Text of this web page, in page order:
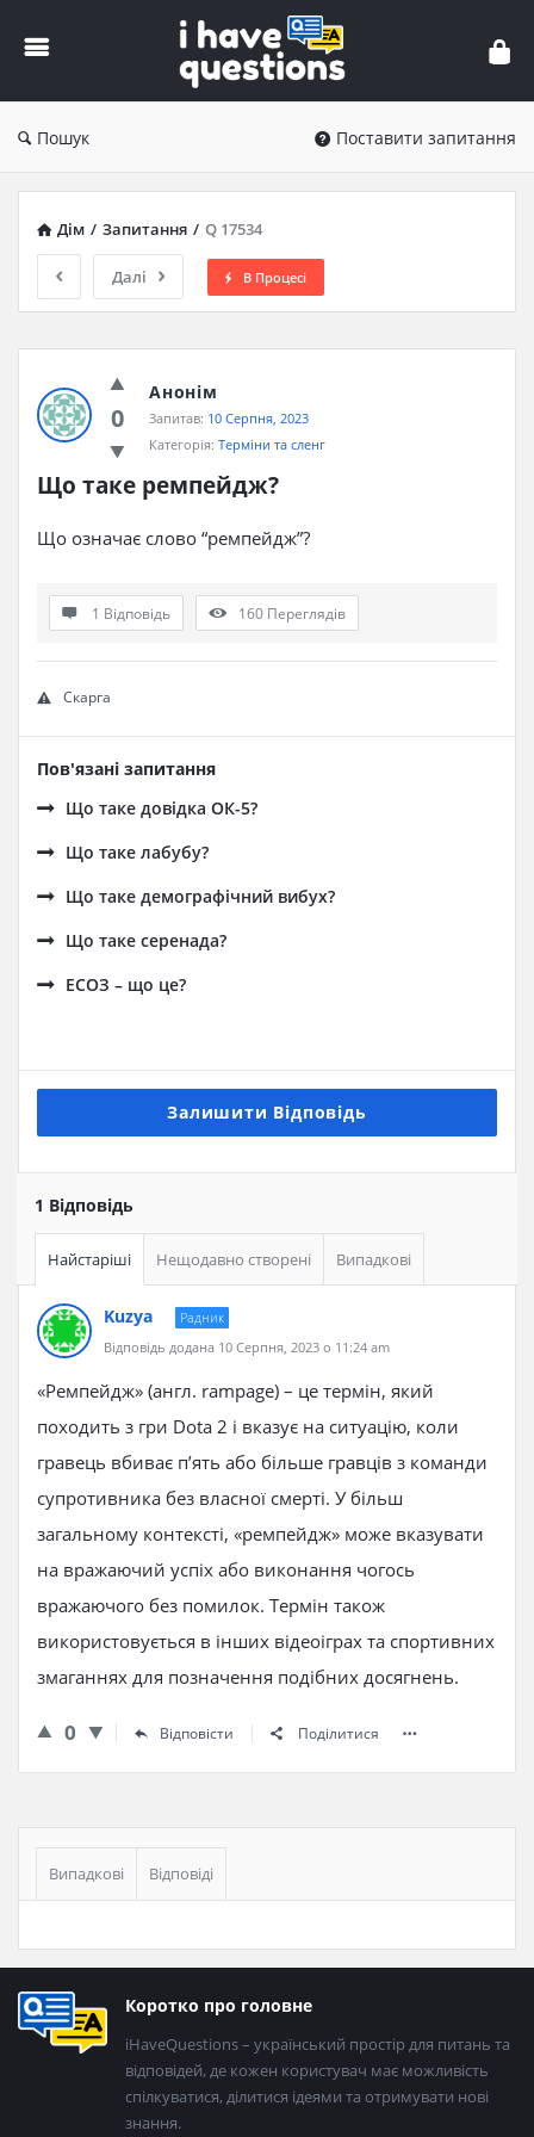
iHaveQuestions
Пошук Поставити запитання
Дім / Запитання / Q 17534
Далі В Процесі
0
Анонім
Запитав: 10 Серпня, 2023
Категорія: Терміни та сленг
Що таке ремпейдж?
Що означає слово “ремпейдж”?
1 Відповідь 160 Переглядів
Скарга
Пов'язані запитання
Що таке довідка ОК-5?
Що таке лабубу?
Що таке демографічний вибух?
Що таке серенада?
ЕСОЗ – що це?
Залишити Відповідь
1 Відповідь
Найстаріші Нещодавно створені Випадкові
Kuzya
Радник
Відповідь додана 10 Серпня, 2023 о 11:24 am
«Ремпейдж» (англ. rampage) – це термін, який
походить з гри Dota 2 і вказує на ситуацію, коли
гравець вбиває п’ять або більше гравців з команди
супротивника без власної смерті. У більш
загальному контексті, «ремпейдж» може вказувати
на вражаючий успіх або виконання чогось
вражаючого без помилок. Термін також
використовується в інших відеоіграх та спортивних
змаганнях для позначення подібних досягнень.
0 Відповісти Поділитися
Бічна
панель
Випадкові Відповіді
Нижній
колонтитул
Коротко про головне
iHaveQuestions – український простір для питань та
відповідей, де кожен користувач має можливість
спілкуватися, ділитися ідеями та отримувати нові
знання.